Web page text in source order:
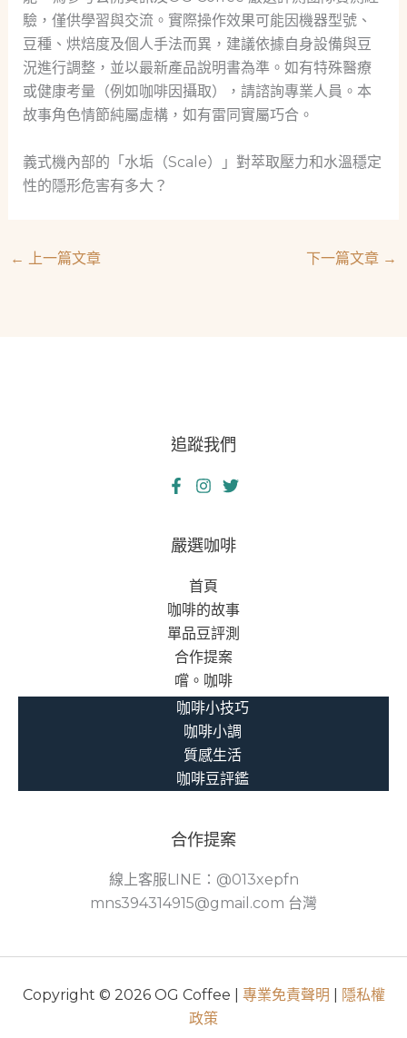
驗，僅供學習與交流。實際操作效果可能因機器型號、
豆種、烘焙度及個人手法而異，建議依據自身設備與豆
況進行調整，並以最新產品說明書為準。如有特殊醫療
或健康考量（例如咖啡因攝取），請諮詢專業人員。本
故事角色情節純屬虛構，如有雷同實屬巧合。
義式機內部的「水垢（Scale）」對萃取壓力和水溫穩定
性的隱形危害有多大？
← 上一篇文章 下一篇文章 →
追蹤我們
嚴選咖啡
首頁
咖啡的故事
單品豆評測
合作提案
嚐。咖啡
咖啡小技巧
咖啡小調
質感生活
咖啡豆評鑑
合作提案
線上客服LINE：@013xepfn
mns394314915@gmail.com 台灣
Copyright © 2026 OG Coffee | 專業免責聲明
隱私權
政策